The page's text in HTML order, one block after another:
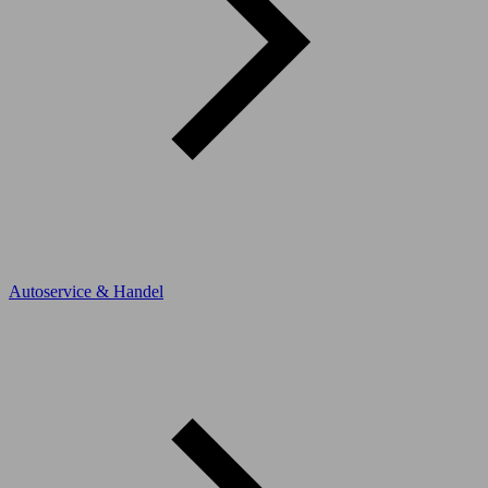
Autoservice & Handel